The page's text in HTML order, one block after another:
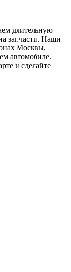
длительную
запчасти. Наши
Москвы,
автомобиле.
и сделайте